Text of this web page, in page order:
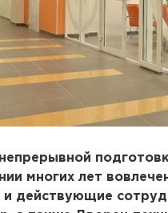
многих лет
и действующие